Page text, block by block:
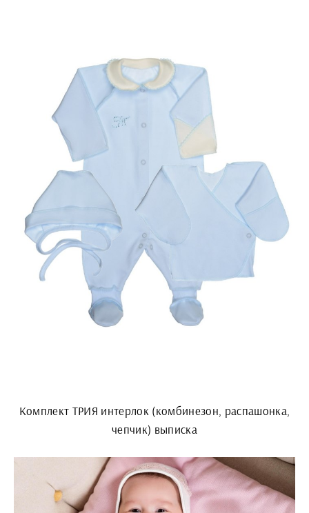
Комплект ТРИЯ интерлок (комбинезон, распашонка,
чепчик) выписка